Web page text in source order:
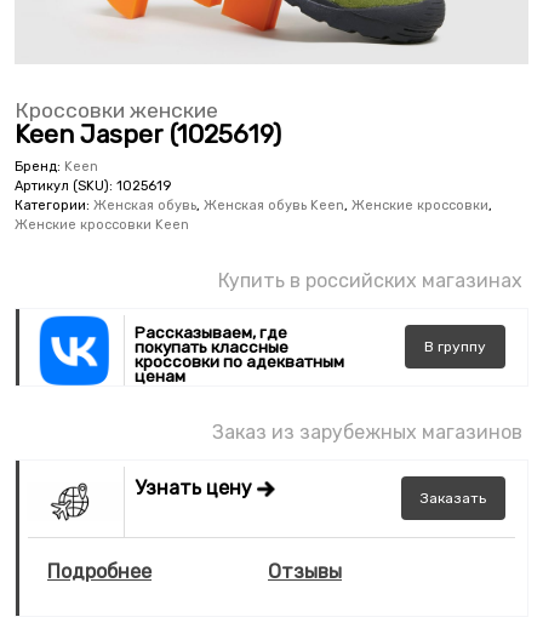
Кроссовки женские
Keen Jasper (1025619)
Бренд: Keen
Артикул (SKU): 1025619
Категории: Женская обувь, Женская обувь Keen, Женские кроссовки,
Женские кроссовки Keen
Купить в российских магазинах
Рассказываем, где
покупать классные
кроссовки по адекватным
ценам
В группу
Заказ из зарубежных магазинов
Узнать цену Заказать
Подробнее Отзывы